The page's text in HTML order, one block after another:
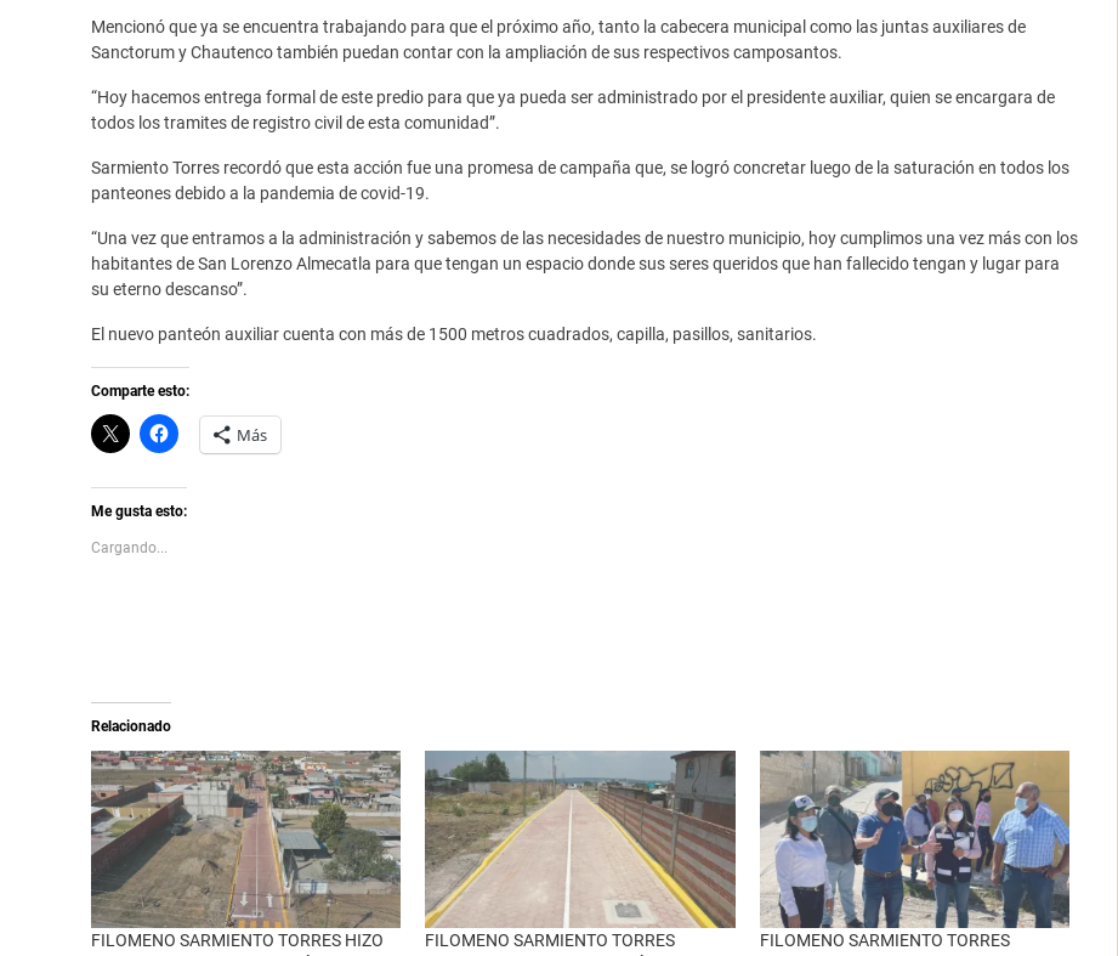
Mencionó que ya se encuentra trabajando para que el próximo año, tanto la cabecera municipal como las juntas auxiliares de
Sanctorum y Chautenco también puedan contar con la ampliación de sus respectivos camposantos.
“Hoy hacemos entrega formal de este predio para que ya pueda ser administrado por el presidente auxiliar, quien se encargara de
todos los tramites de registro civil de esta comunidad”.
Sarmiento Torres recordó que esta acción fue una promesa de campaña que, se logró concretar luego de la saturación en todos los
panteones debido a la pandemia de covid-19.
“Una vez que entramos a la administración y sabemos de las necesidades de nuestro municipio, hoy cumplimos una vez más con los
habitantes de San Lorenzo Almecatla para que tengan un espacio donde sus seres queridos que han fallecido tengan y lugar para
su eterno descanso”.
El nuevo panteón auxiliar cuenta con más de 1500 metros cuadrados, capilla, pasillos, sanitarios.
Comparte esto:
C
l
k
t
o
s
h
e
a
b
r
e
e
n
u
n
a
n
t
a
n
a
H
a
l
i
t
r
e
n
F
a
c
e
b
o
o
k
S
e
a
Más
Me gusta esto:
Cargando...
Relacionado
FILOMENO SARMIENTO TORRES HIZO
FILOMENO SARMIENTO TORRES
FILOMENO SARMIENTO TORRES